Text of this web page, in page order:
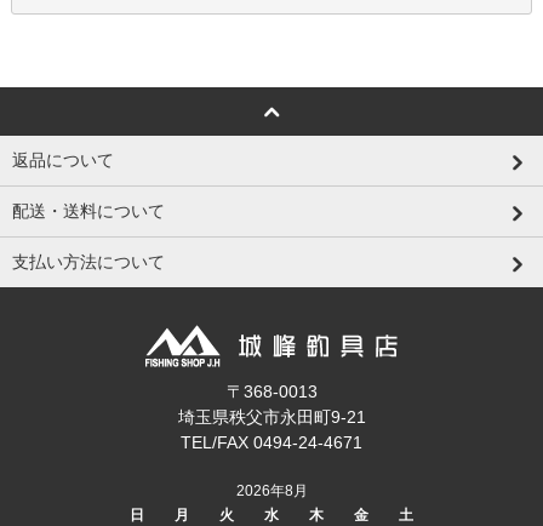
返品について
配送・送料について
支払い方法について
〒368-0013
埼玉県秩父市永田町9-21
TEL/FAX 0494-24-4671
2026年8月
日
月 火 水 木 金
土